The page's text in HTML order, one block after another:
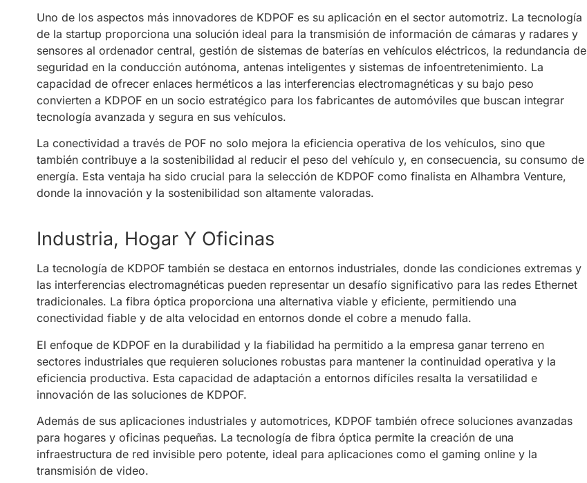
Uno de los aspectos más innovadores de KDPOF es su aplicación en el sector automotriz. La tecnología
de la startup proporciona una solución ideal para la transmisión de información de cámaras y radares y
sensores al ordenador central, gestión de sistemas de baterías en vehículos eléctricos, la redundancia de
seguridad en la conducción autónoma, antenas inteligentes y sistemas de infoentretenimiento. La
capacidad de ofrecer enlaces herméticos a las interferencias electromagnéticas y su bajo peso
convierten a KDPOF en un socio estratégico para los fabricantes de automóviles que buscan integrar
tecnología avanzada y segura en sus vehículos.
La conectividad a través de POF no solo mejora la eficiencia operativa de los vehículos, sino que
también contribuye a la sostenibilidad al reducir el peso del vehículo y, en consecuencia, su consumo de
energía. Esta ventaja ha sido crucial para la selección de KDPOF como finalista en Alhambra Venture,
donde la innovación y la sostenibilidad son altamente valoradas.
Industria, Hogar Y Oficinas
La tecnología de KDPOF también se destaca en entornos industriales, donde las condiciones extremas y
las interferencias electromagnéticas pueden representar un desafío significativo para las redes Ethernet
tradicionales. La fibra óptica proporciona una alternativa viable y eficiente, permitiendo una
conectividad fiable y de alta velocidad en entornos donde el cobre a menudo falla.
El enfoque de KDPOF en la durabilidad y la fiabilidad ha permitido a la empresa ganar terreno en
sectores industriales que requieren soluciones robustas para mantener la continuidad operativa y la
eficiencia productiva. Esta capacidad de adaptación a entornos difíciles resalta la versatilidad e
innovación de las soluciones de KDPOF.
Además de sus aplicaciones industriales y automotrices, KDPOF también ofrece soluciones avanzadas
para hogares y oficinas pequeñas. La tecnología de fibra óptica permite la creación de una
infraestructura de red invisible pero potente, ideal para aplicaciones como el gaming online y la
transmisión de video.